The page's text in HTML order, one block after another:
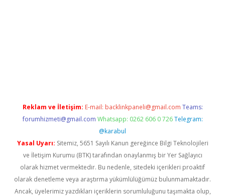
Reklam ve İletişim: E-mail: backlinkpaneli@gmail.com Teams:
forumhizmeti@gmail.com Whatsapp: 0262 606 0 726 Telegram:
@karabul
Yasal Uyarı: Sitemiz, 5651 Sayılı Kanun gereğince Bilgi Teknolojileri
ve İletişim Kurumu (BTK) tarafından onaylanmış bir Yer Sağlayıcı
olarak hizmet vermektedir. Bu nedenle, sitedeki içerikleri proaktif
olarak denetleme veya araştırma yükümlülüğümüz bulunmamaktadır.
Ancak, üyelerimiz yazdıkları içeriklerin sorumluluğunu taşımakta olup,